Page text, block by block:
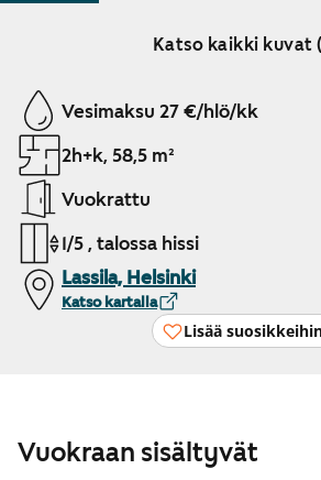
Katso kaikki kuvat
Näytetään dia 1 / 9
Vesimaksu 27 €/hlö/kk
2h+k, 58,5 m²
Vuokrattu
1/5 , talossa hissi
Lassila, Helsinki
Katso kartalla
Lisää
Vuokraan sisältyvät